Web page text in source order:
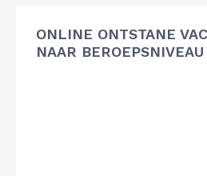
ONLINE ONTSTANE
NAAR BEROEPSNIVEAU